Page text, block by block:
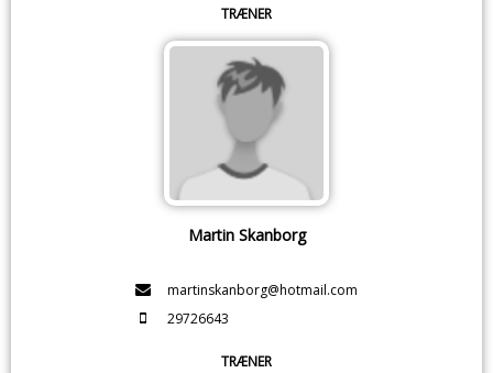
TRÆNER
Martin Skanborg
martinskanborg@hotmail.com
29726643
TRÆNER